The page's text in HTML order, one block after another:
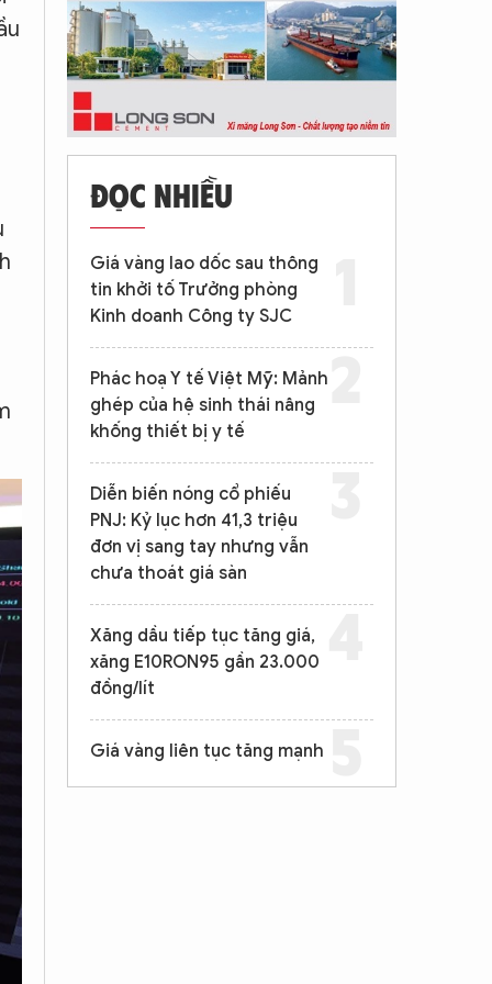
ĐỌC NHIỀU
Giá vàng lao dốc sau thông
tin khởi tố Trưởng phòng
Kinh doanh Công ty SJC
Phác hoạ Y tế Việt Mỹ: Mảnh
ghép của hệ sinh thái nâng
khống thiết bị y tế
Diễn biến nóng cổ phiếu
PNJ: Kỷ lục hơn 41,3 triệu
đơn vị sang tay nhưng vẫn
chưa thoát giá sàn
Xăng dầu tiếp tục tăng giá,
xăng E10RON95 gần 23.000
đồng/lít
Giá vàng liên tục tăng mạnh